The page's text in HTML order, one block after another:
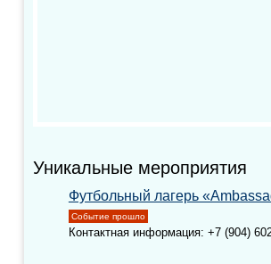
Уникальные мероприятия
Футбольный лагерь
Событие прошло
Контактная информация: +7 (904)